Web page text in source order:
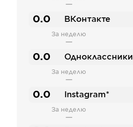
—
0.0 ВКонтакте
За неделю
—
0.0 Одноклассники
За неделю
—
0.0 Instagram*
За неделю
—